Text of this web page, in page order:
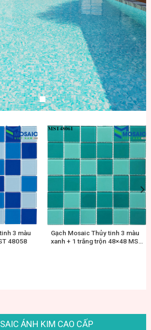
3 màu
48058
Gạch Mosaic Thủy tinh 3 màu
xanh + 1 trắng trộn 48×48 MST
ÁNH KIM CAO CẤP